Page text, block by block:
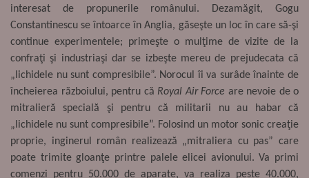
interesat de propunerile românului. Dezamăgit, Gogu
Constantinescu se întoarce în Anglia, găseşte un loc în care să-şi
continue experimentele; primeşte o mulţime de vizite de la
confraţi şi industriaşi dar se izbeşte mereu de prejudecata că
„lichidele nu sunt compresibile”. Norocul îi va surâde înainte de
încheierea războiului, pentru că Royal Air Force are nevoie de o
mitralieră specială şi pentru că militarii nu au habar că
„lichidele nu sunt compresibile”. Folosind un motor sonic creaţie
proprie, inginerul român realizează „mitraliera cu pas” care
poate trimite gloanţe printre palele elicei avionului. Va primi
comenzi pentru 50.000 de aparate, va realiza peste 40.000,